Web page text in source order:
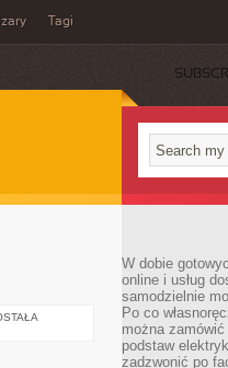
Tagi
W dobie
online i usług
samodzielnie
Po co
można
podstaw
zadzwonić po